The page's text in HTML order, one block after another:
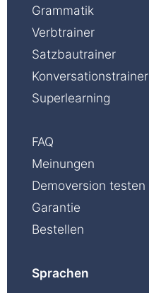
Grammatik
Verbtrainer
Satzbautrainer
Konversationstrainer
Superlearning
FAQ
Meinungen
Demoversion testen
Garantie
Bestellen
Sprachen